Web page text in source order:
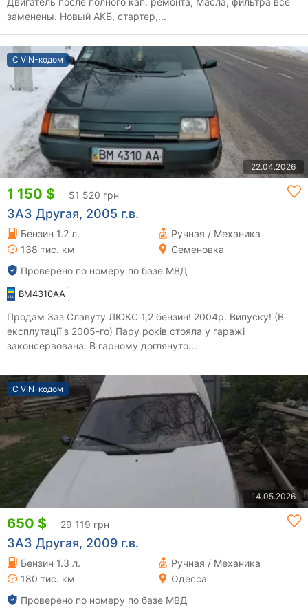
заменены. Новый АКБ, стартер,...
С VIN-кодом
22.04.2026
1 150 $ 51 520 грн
ЗАЗ Другая, 2005 г.в.
Бензин 1.2 л.
Ручная / Механика
138 тис. км
Семеновка
Проверено по номеру по базе МВД
BM4310AA
Продам Заз Славуту ЛЮКС 1,2 бензин! 2004р. Випуску! (В
експлутації з 2005-го) Пару років стояла у гаражі
законсервована. В гарному доглянуто...
С VIN-кодом
14.05.2026
650 $ 29 119 грн
ЗАЗ Другая, 2009 г.в.
Бензин 1.3 л.
Ручная / Механика
180 тис. км
Одесса
Проверено по номеру по базе МВД